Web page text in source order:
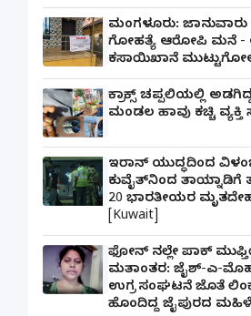
ಮಂಗಳೂರು: ಜಾನುವಾರು
ಗೋಹತ್ಯೆ ಆರೋಪಿ ಮನೆ -
ಕಸಾಯಿಖಾನೆ
ಕ್ರಾಕ್ಸ್ ಚಪ್ಪಲಿಯಲ್ಲಿ
ಮಂಡಲ ಹಾವು ಕಚ್ಚಿ ವ್ಯಕ್ತಿ
ಇರಾನ್ ಯುದ್ಧದಿಂದ
ಕುವೈತ್‌ನಿಂದ ತಾಯ್ನಾಡಿಗೆ
20 ಭಾರತೀಯರ
[Kuwait]
ಫೋನ್ ನಲ್ಲೇ ಪಾಕ್
ಮತಾಂತರ: ಜೈಶ್-ಎ-
ಉಗ್ರ ಸಂಘಟನೆ ಜೊತೆ
ಹೊಂದಿದ್ದ ಜೈಪುರದ